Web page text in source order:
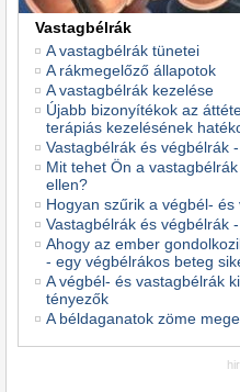
Vastagbélrák
A vastagbélrák tünetei
A rákmegelőző állapotok
A vastagbélrák kezelése
Újabb bizonyítékok az
terápiás kezelésének
Vastagbélrák és végbélrák
Mit tehet Ön a
ellen?
Hogyan szűrik a végbél-
Vastagbélrák és végbélrák
Ahogy az ember
- egy végbélrákos beteg
A végbél- és vastagbélrák
tényezők
A béldaganatok zöme